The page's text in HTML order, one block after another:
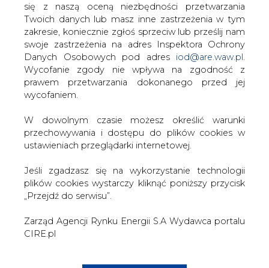
się z naszą oceną niezbędności przetwarzania
Twoich danych lub masz inne zastrzeżenia w tym
zakresie, koniecznie zgłoś sprzeciw lub prześlij nam
swoje zastrzeżenia na adres Inspektora Ochrony
Danych Osobowych pod adres iod@are.waw.pl
Wycofanie zgody nie wpływa na zgodność z
prawem przetwarzania dokonanego przed jej
wycofaniem.
W dowolnym czasie możesz określić warunki
przechowywania i dostępu do plików cookies w
ustawieniach przeglądarki internetowej.
Jeśli zgadzasz się na wykorzystanie technologii
plików cookies wystarczy kliknąć poniższy przycisk
„Przejdź do serwisu”.
Zarząd Agencji Rynku Energii S.A Wydawca portalu
CIRE.pl
Elektrownie wiatrowe powstaną pod koniec lata, zaś cała
farma będzie gotowa do pracy z końcem 2007 roku. -
Przeszło połowa prac budowlanych została już
ukończona. Już za kilka miesięcy Lillgrund będzie
wytwarzać energię elektryczną na potrzeby gospodarstw
domowych – mówi Anders Dahl, dyrektor Vattenfall Wind
Power.
Ilość energii elektrycznej produkowanej w Lillgrund
będzie wystarczająca, by zaspokoić potrzeby przeszło
60 000 domów.
Starania o uzyskanie pozwolenia na budowę farmy
wiatrowej w Lillgrund rozpoczęły się w 1997 roku.
Vattenfall nabył stosowne prawa w 2004 roku. Budowa
ruszyła w marcu 2006 roku. Od tamtego czasu trwały
prace nad przygotowaniem dna morskiego Cieśniny
Sund oraz nad budową fundamentów.